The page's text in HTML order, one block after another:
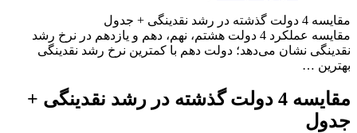
مقایسه 4 دولت گذشته در رشد نقدینگی + جدول
مقایسه عملکرد 4 دولت هشتم، نهم، دهم و یازدهم در نرخ رشد
نقدینگی نشان می‌دهد؛ دولت دهم با کمترین نرخ رشد نقدینگی
بهترین …
مقایسه 4 دولت گذشته در رشد نقدینگی +
جدول